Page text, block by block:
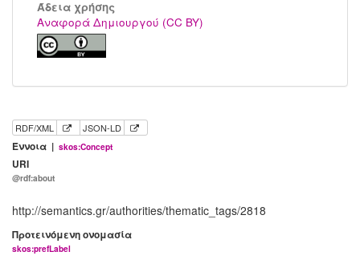
Άδεια χρήσης
Αναφορά Δημιουργού (CC BY)
RDF/XML JSON-LD
Έννοια | skos:Concept
URI
@rdf:about
http://semantics.gr/authorities/thematic_tags/2818
Προτεινόμενη ονομασία
skos:prefLabel